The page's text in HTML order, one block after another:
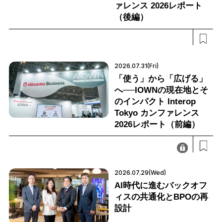
ァレンス 2026レポート
（後編）
2026.07.31(Fri)
「使う」から「広げる」
へ──IOWNの現在地とそ
のインパクト Interop
Tokyo カンファレンス
2026レポート（前編）
2026.07.29(Wed)
AI時代に進むバックオフ
ィスの共通化とBPOの再
設計